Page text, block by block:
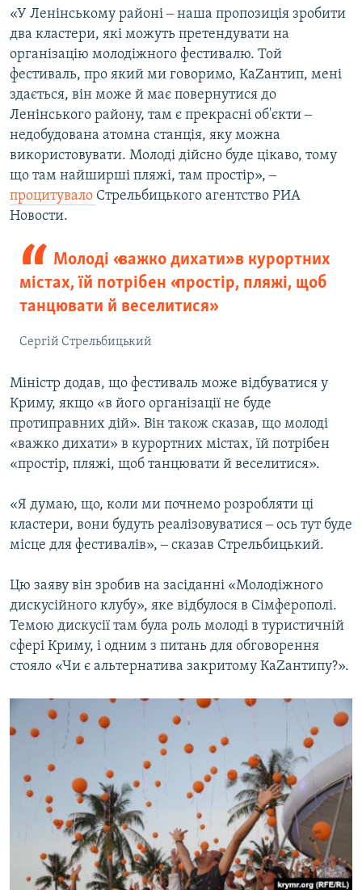
«У Ленінському районі ‒ наша пропозиція зробити
два кластери, які можуть претендувати на
організацію молодіжного фестивалю. Той
фестиваль, про який ми говоримо, КаZантип, мені
здається, він може й має повернутися до
Ленінського району, там є прекрасні об'єкти ‒
недобудована атомна станція, яку можна
використовувати. Молоді дійсно буде цікаво, тому
що там найширші пляжі, там простір», ‒
процитувало Стрельбицького агентство РИА
Новости.
Молоді «важко дихати» в курортних
містах, їй потрібен «простір, пляжі, щоб
танцювати й веселитися»
Сергій Стрельбицький
Міністр додав, що фестиваль може відбуватися у
Криму, якщо «в його організації не буде
протиправних дій». Він також сказав, що молоді
«важко дихати» в курортних містах, їй потрібен
«простір, пляжі, щоб танцювати й веселитися».
«Я думаю, що, коли ми почнемо розробляти ці
кластери, вони будуть реалізовуватися ‒ ось тут буде
місце для фестивалів», ‒ сказав Стрельбицький.
Цю заяву він зробив на засіданні «Молодіжного
дискусійного клубу», яке відбулося в Сімферополі.
Темою дискусії там була роль молоді в туристичній
сфері Криму, і одним з питань для обговорення
стояло «Чи є альтернатива закритому КаZантипу?».